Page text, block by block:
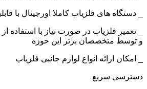
_ دستگاه های فلزیاب کاملا اورجینال با
_ تعمیر فلزیاب در صورت نیاز با استفاده
و توسط متخصصان برتر این حوزه
_ امکان ارائه انواع لوازم جانبی فلزیاب
دسترسی سریع